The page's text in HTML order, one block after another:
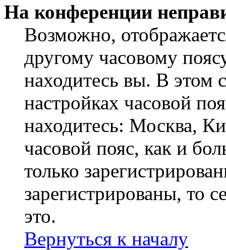
На конференции
Возможно,
другому часовому
находитесь вы. В этом
настройках часовой
находитесь: Москва,
часовой пояс, как и
только
зарегистрированы, то
это.
Вернуться к началу